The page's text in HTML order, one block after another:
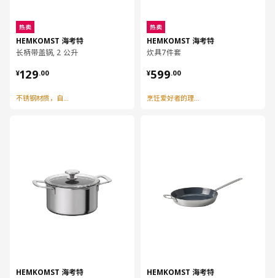
热卖
HEMKOMST 海考特
长柄带盖锅, 2 公升
¥129.00
¥ 129.00
不锈钢材质，自带刻度及滤水口
HEMKOMST 海考特
热卖
HEMKOMST 海考特
炊具7件套
¥599.00
¥ 599.00
烹饪爱好者的理想组合
HEMKOMST 海考特